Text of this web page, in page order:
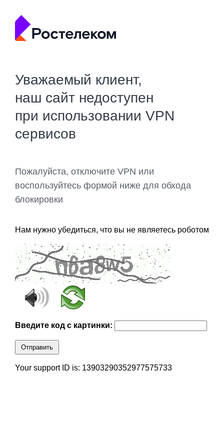
Уважаемый клиент,
наш сайт недоступен
при использовании VPN
сервисов
Пожалуйста, отключите VPN или
воспользуйтесь формой ниже для обхода
блокировки
Нам нужно убедиться, что вы не являетесь роботом
Введите код с картинки:
Отправить
Your support ID is: 13903290352977575733